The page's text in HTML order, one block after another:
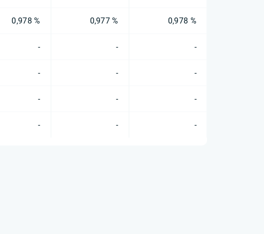
0,978 % 0,977 % 0,978 %
- - -
- - -
- - -
- - -